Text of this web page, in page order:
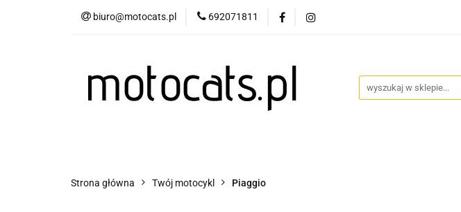
biuro@motocats.pl 692071811
Twój motocykl Akcesoria motocyklowe
Wydechy motocyklowe Odzież termoaktywna
Strona główna Twój motocykl Piaggio